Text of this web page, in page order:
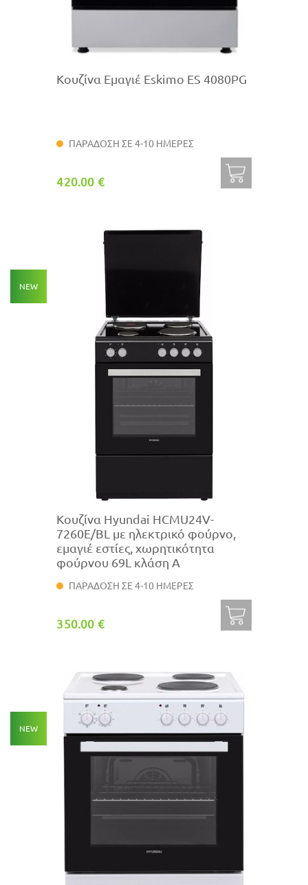
Κουζίνα Εμαγιέ Eskimo ES 4080PG
ΠΑΡΑΔΟΣΗ ΣΕ 4-10 ΗΜΕΡΕΣ
420.00 €
NEW
Κουζίνα Hyundai HCMU24V-
7260E/BL με ηλεκτρικό φούρνο,
εμαγιέ εστίες, χωρητικότητα
φούρνου 69L κλάση Α
ΠΑΡΑΔΟΣΗ ΣΕ 4-10 ΗΜΕΡΕΣ
350.00 €
NEW